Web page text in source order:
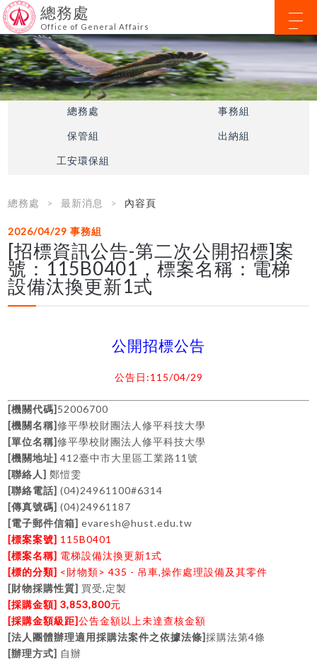
總務處
Office of General Affairs
總務處 事務組
保管組 出納組
工安環保組
總務處 最新消息 內容頁
2026/04/29事務組
[招標資訊公告-第二次公開招標]案
號：115B0401，標案名稱：電梯
設備汰換更新1式
公開招標公告
公告日 :115/04/29
[機關代碼]52006700
[機關名稱]修平學校財團法人修平科技大學
[單位名稱]修平學校財團法人修平科技大學
[機關地址] 412臺中市大里區工業路 11號
[聯絡人] 鄭愷雯
[聯絡電話] (04)24961100#6314
[傳真號碼] (04)24961187
[電子郵件信箱] evaresh@hust.edu.tw
[標案案號] 115B0401
[標案名稱] 電梯設備汰換更新1式
[標的分類] < 財物類 > 435 - 吊車,操作處理設備及其零件
[財物採購性質] 買受, 定製
[採購金額] 3,853,800元
[採購金額級距]公告金額以上未達查核金額
[法人團體辦理適用採購法案件之依據法條]採購法第4條
[辦理方式] 自辦